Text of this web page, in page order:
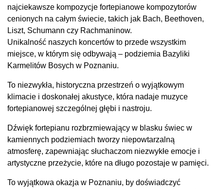
najciekawsze kompozycje fortepianowe kompozytorów
cenionych na całym świecie, takich jak Bach, Beethoven,
Liszt, Schumann czy Rachmaninow.
Unikalność naszych koncertów to przede wszystkim
miejsce, w którym się odbywają – podziemia Bazyliki
Karmelitów Bosych w Poznaniu.
To niezwykła, historyczna przestrzeń o wyjątkowym
klimacie i doskonałej akustyce, która nadaje muzyce
fortepianowej szczególnej głębi i nastroju.
Dźwięk fortepianu rozbrzmiewający w blasku świec w
kamiennych podziemiach tworzy niepowtarzalną
atmosferę, zapewniając słuchaczom niezwykłe emocje i
artystyczne przeżycie, które na długo pozostaje w pamięci.
To wyjątkowa okazja w Poznaniu, by doświadczyć